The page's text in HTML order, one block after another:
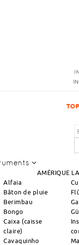
MOIS : NOUVEL
AMÉRIQUE
Alfaia
Bâton de pluie
Berimbau
Bongo
Caixa (caisse
claire)
Cavaquinho